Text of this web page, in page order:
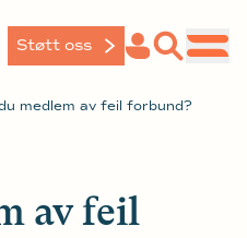
Støtt oss
medlem av feil forbund?
av feil